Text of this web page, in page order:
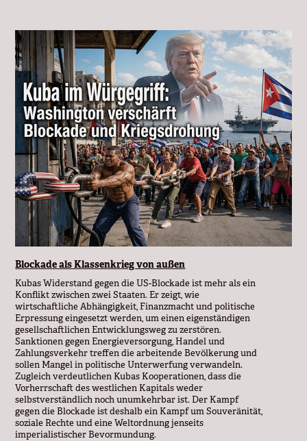
Blockade als Klassenkrieg von außen
Kubas Widerstand gegen die US-Blockade ist mehr als ein
Konflikt zwischen zwei Staaten. Er zeigt, wie
wirtschaftliche Abhängigkeit, Finanzmacht und politische
Erpressung eingesetzt werden, um einen eigenständigen
gesellschaftlichen Entwicklungsweg zu zerstören.
Sanktionen gegen Energieversorgung, Handel und
Zahlungsverkehr treffen die arbeitende Bevölkerung und
sollen Mangel in politische Unterwerfung verwandeln.
Zugleich verdeutlichen Kubas Kooperationen, dass die
Vorherrschaft des westlichen Kapitals weder
selbstverständlich noch unumkehrbar ist. Der Kampf
gegen die Blockade ist deshalb ein Kampf um Souveränität,
soziale Rechte und eine Weltordnung jenseits
imperialistischer Bevormundung.